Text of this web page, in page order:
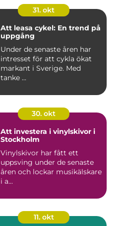
31. okt
Att leasa cykel: En trend på
uppgång
Under de senaste åren har
intresset för att cykla ökat
markant i Sverige. Med
tanke ...
30. okt
Att investera i vinylskivor i
Stockholm
Vinylskivor har fått ett
uppsving under de senaste
åren och lockar musikälskare
i a...
11. okt